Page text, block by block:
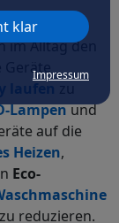
klar
Impressum
Alltag den
laufen
Lampenund
auf die
Heizen,
Eco-
reduzieren.